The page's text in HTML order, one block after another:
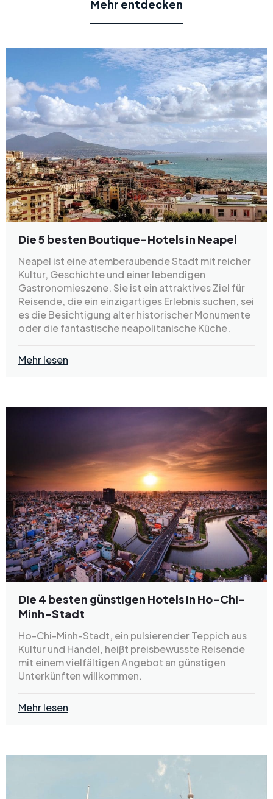
Mehr entdecken
Die 5 besten Boutique-Hotels in Neapel
Neapel ist eine atemberaubende Stadt mit reicher
Kultur, Geschichte und einer lebendigen
Gastronomieszene. Sie ist ein attraktives Ziel für
Reisende, die ein einzigartiges Erlebnis suchen, sei
es die Besichtigung alter historischer Monumente
oder die fantastische neapolitanische Küche.
Mehr lesen
Die 4 besten günstigen Hotels in Ho-Chi-
Minh-Stadt
Ho-Chi-Minh-Stadt, ein pulsierender Teppich aus
Kultur und Handel, heißt preisbewusste Reisende
mit einem vielfältigen Angebot an günstigen
Unterkünften willkommen.
Mehr lesen